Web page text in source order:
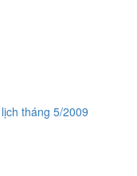
lịch tháng 5/2009